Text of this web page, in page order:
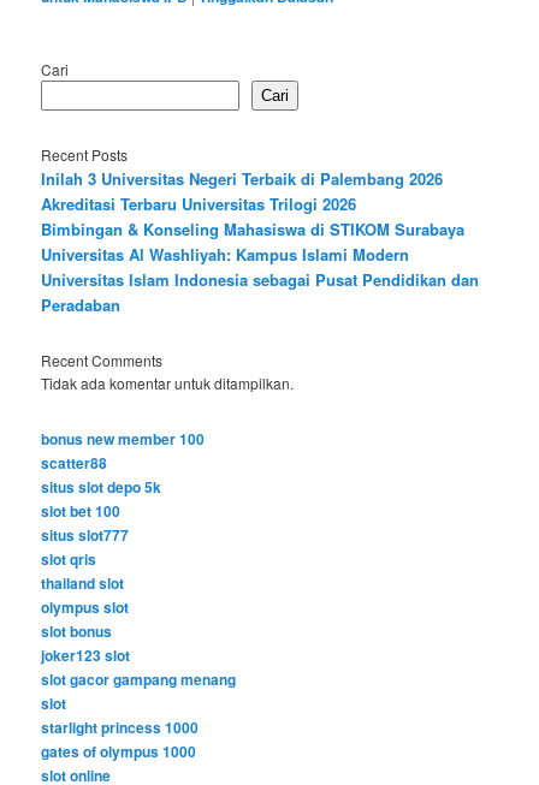
Cari
Cari
Recent Posts
Inilah 3 Universitas Negeri Terbaik di Palembang 2026
Akreditasi Terbaru Universitas Trilogi 2026
Bimbingan & Konseling Mahasiswa di STIKOM Surabaya
Universitas Al Washliyah: Kampus Islami Modern
Universitas Islam Indonesia sebagai Pusat Pendidikan dan
Peradaban
Recent Comments
Tidak ada komentar untuk ditampilkan.
bonus new member 100
scatter88
situs slot depo 5k
slot bet 100
situs slot777
slot qris
thailand slot
olympus slot
slot bonus
joker123 slot
slot gacor gampang menang
slot
starlight princess 1000
gates of olympus 1000
slot online